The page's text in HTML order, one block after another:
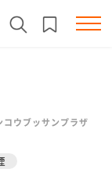
コウブッサンプラザ